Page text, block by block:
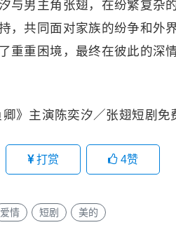
与男主角张翅，在纷繁复杂
，共同面对家族的纷争和外
重重困境，最终在彼此的深
打赏 4赞
爱情 短剧 美的